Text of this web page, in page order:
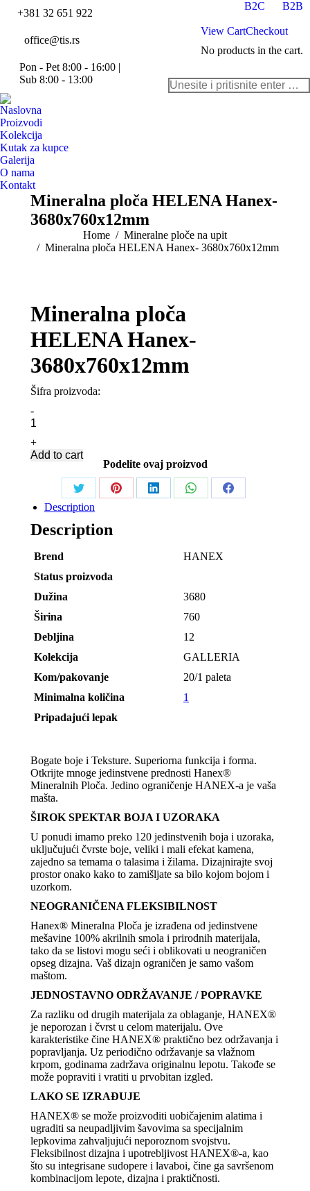
+381 32 651 922
office@tis.rs
Pon - Pet 8:00 - 16:00 |
Sub 8:00 - 13:00
B2C B2B
View CartCheckout
No products in the cart.
pagepagepagepagepagepage
Search:
Naslovna
Proizvodi
Kolekcija
Kutak za kupce
Galerija
O nama
Kontakt
Mineralna ploča HELENA Hanex-
3680x760x12mm
You are here:Home
Mineralne ploče na upit
Mineralna ploča HELENA Hanex- 3680x760x12mm
Mineralna ploča
HELENA Hanex-
3680x760x12mm
Šifra proizvoda:
Mineralna
ploča
Hanex-
3680x760x12mm
-
+
Add to cart
Podelite ovaj proizvod
Share
Twitter
Share
Share
Share
Share
Description
Description
Brend
HANEX
Status proizvoda
Dužina
3680
Širina
760
Debljina
12
Kolekcija
GALLERIA
Kom/pakovanje
20/1 paleta
Minimalna količina
1
Pripadajući lepak
Bogate boje i Teksture. Superiorna funkcija i forma.
Otkrijte mnoge jedinstvene prednosti Hanex®
Mineralnih Ploča. Jedino ograničenje HANEX-a je vaša
mašta.
ŠIROK SPEKTAR BOJA I UZORAKA
U ponudi imamo preko 120 jedinstvenih boja i uzoraka,
uključujući čvrste boje, veliki i mali efekat kamena,
zajedno sa temama o talasima i žilama. Dizajnirajte svoj
prostor onako kako to zamišljate sa bilo kojom bojom i
uzorkom.
NEOGRANIČENA FLEKSIBILNOST
Hanex® Mineralna Ploča je izrađena od jedinstvene
mešavine 100% akrilnih smola i prirodnih materijala,
tako da se listovi mogu seći i oblikovati u neograničen
opseg dizajna. Vaš dizajn ograničen je samo vašom
maštom.
JEDNOSTAVNO ODRŽAVANJE / POPRAVKE
Za razliku od drugih materijala za oblaganje, HANEX®
je neporozan i čvrst u celom materijalu. Ove
karakteristike čine HANEX® praktično bez održavanja i
popravljanja. Uz periodično održavanje sa vlažnom
krpom, godinama zadržava originalnu lepotu. Takođe se
može popraviti i vratiti u prvobitan izgled.
LAKO SE IZRAĐUJE
HANEX® se može proizvoditi uobičajenim alatima i
ugraditi sa neupadljivim šavovima sa specijalnim
lepkovima zahvaljujući neporoznom svojstvu.
Fleksibilnost dizajna i upotrebljivost HANEX®-a, kao
što su integrisane sudopere i lavaboi, čine ga savršenom
kombinacijom lepote, dizajna i praktičnosti.